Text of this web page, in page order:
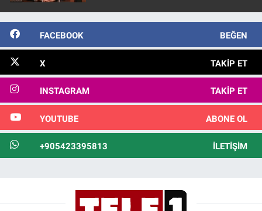
FACEBOOK BEĞEN
X TAKIP ET
INSTAGRAM TAKIP ET
YOUTUBE ABONE OL
+905423395813 İLETIŞIM